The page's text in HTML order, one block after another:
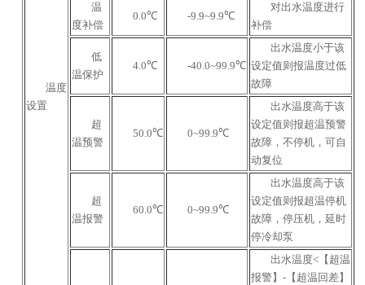
温度
设置
温
度补偿
0.0℃ -9.9~9.9℃
对出水温度进行
补偿
低
温保护
4.0℃ -40.0~99.9℃
出水温度小于该
设定值则报温度过低
故障
超
温预警
50.0℃ 0~99.9℃
出水温度高于该
设定值则报超温预警
故障，不停机，可自
动复位
超
温报警
60.0℃ 0~99.9℃
出水温度高于该
设定值则报超温停机
故障，停压机，延时
停冷却泵
出水温度<【超温
报警】-【超温回差】